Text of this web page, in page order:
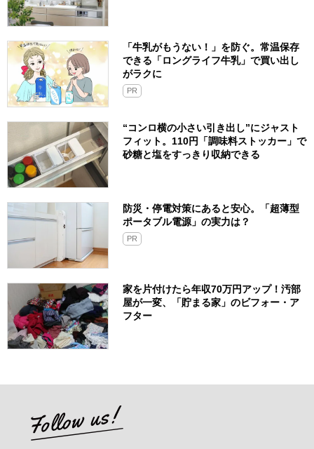
「牛乳がもうない！」を防ぐ。常温保存
できる「ロングライフ牛乳」で買い出し
がラクに
PR
“コンロ横の小さい引き出し”にジャスト
フィット。110円「調味料ストッカー」で
砂糖と塩をすっきり収納できる
防災・停電対策にあると安心。「超薄型
ポータブル電源」の実力は？​
PR
家を片付けたら年収70万円アップ！汚部
屋が一変、「貯まる家」のビフォー・ア
フター